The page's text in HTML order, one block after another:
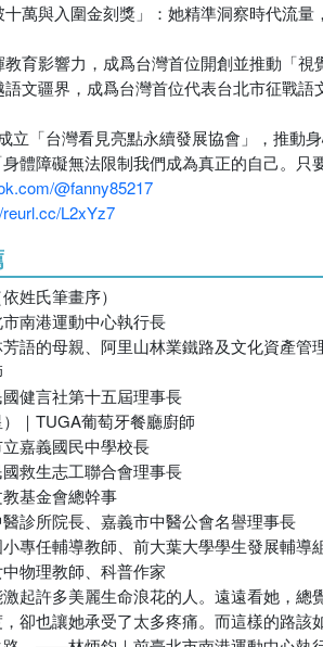
十萬與入圍金刻獎」：她精準洞察時代流
育影響力，成爲台灣首位開創並推動「視
語文疆界，成爲台灣首位代表台北市征戰
立「台灣看見亮點永續發展協會」，推動
體障礙無法限制我們成為真正的自己。只
@fanny85217
L2xYz7
姓氏筆畫序）
南港運動中心執行長
語的母親、阿里山林業鐵路及文化資產管
健言社第十五屆理事長
｜TUGA葡萄牙餐廳廚師
嘉義國民中學校長
救生志工聯合會理事長
基金會總幹事
診所院長、嘉義市中醫公會名譽理事長
專任輔導教師、前大葉大學學生發展輔導
物理教師、科普作家
起許多美麗生命浪花的人。遠遠看她，
卻也讓她承受了太多疼痛。而這樣的路